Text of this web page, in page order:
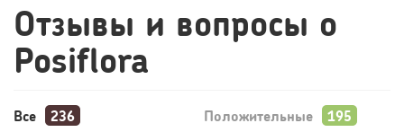
Отзывы и вопросы о
Posiflora
Все Положительные